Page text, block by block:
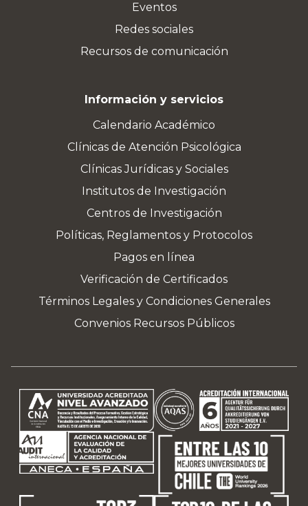
Eventos
Redes sociales
Recursos de comunicación
Información y servicios
Calendario Académico
Clínicas de Atención Psicológica
Clínicas Jurídicas y Sociales
Institutos de Investigación
Centros de Investigación
Políticas, Reglamentos y Protocolos
Pagos en línea
Verificación de Certificados
Términos Legales y Condiciones Generales
Convenios Recursos Públicos